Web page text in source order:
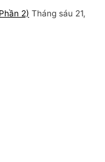
2) Tháng sáu 21,